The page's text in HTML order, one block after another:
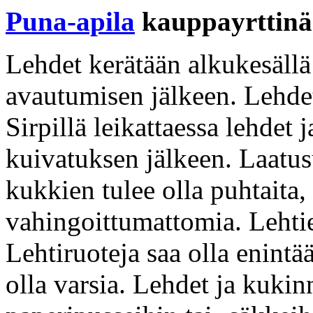
Puna-apila kauppayrttinä
Lehdet kerätään
avautumisen jälkeen.
Sirpillä leikattaessa lehdet
kuivatuksen jälkeen.
kukkien tulee olla
vahingoittumattomia.
Lehtiruoteja saa olla
olla varsia. Lehdet ja